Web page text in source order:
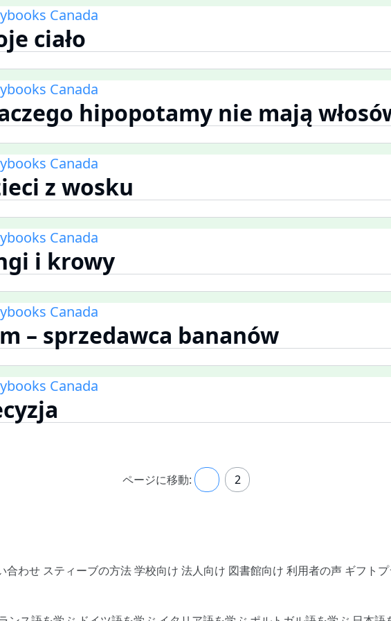
Canada
ciało
Canada
hipopotamy nie mają
Canada
z wosku
Canada
i krowy
Canada
– sprzedawca bananów
Canada
ページに移動: 2
合わせ スティーブの方法学校向け 法人向け 図書館向け 利用者の声 ギフト